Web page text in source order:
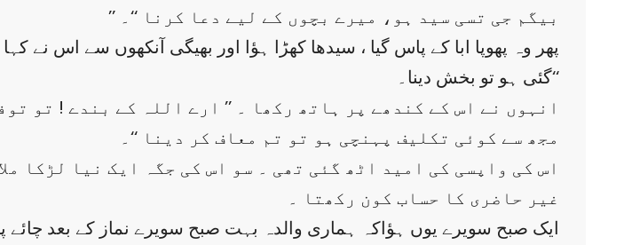
’’ بیگم جی تسی سید ہو، میرے بچوں کے لیے دعا کرنا ‘‘۔
پھر وہ پھوپا ابا کے پاس گیا ، سیدھا کھڑا ہؤا اور بھیگی آنکھوں سے اس
گئی ہو تو بخش دینا۔‘‘
انہوں نے اس کے کندھے پر ہاتھ رکھا ۔ ’’ ارے اللہ کے بندے ! تو
مجھ سے کوئی تکلیف پہنچی ہو تو تم معاف کر دینا ‘‘۔
اس کی واپسی کی امید اٹھ گئی تھی ۔ سو اس کی جگہ ایک نیا لڑکا
غیر حاضری کا حساب کون رکھتا ۔
ایک صبح سویرے یوں ہؤاکہ ہماری والدہ بہت صبح سویرے نماز کے بعد چائے